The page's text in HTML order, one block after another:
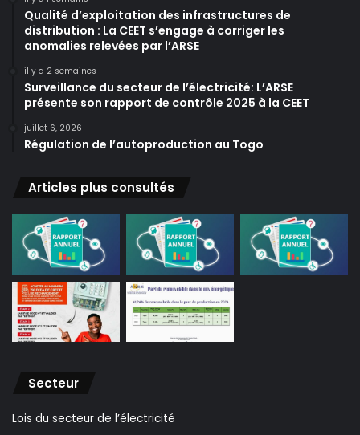
Qualité d’exploitation des infrastructures de
distribution : La CEET s’engage à corriger les
anomalies relevées par l’ARSE
il y a 2 semaines
Surveillance du secteur de l’électricité: L’ARSE
présente son rapport de contrôle 2025 à la CEET
juillet 6, 2026
Régulation de l’autoproduction au Togo
Articles plus consultés
Secteur
Lois du secteur de l’électricité